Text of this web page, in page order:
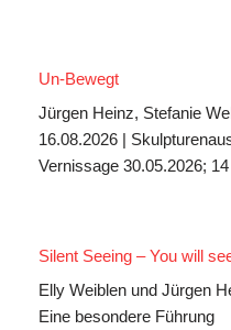
Un-Bewegt
Jürgen Heinz, Stefanie
16.08.2026 |
Vernissage 30.05.2026;
Silent Seeing – You will
Elly Weiblen und Jürgen
Eine besondere Führung